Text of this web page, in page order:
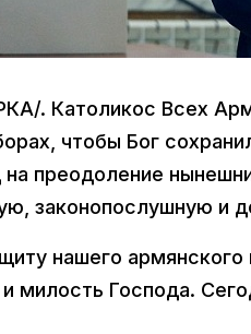
. Католикос Всех
чтобы Бог
на преодоление
законопослушную и
нашего
милость Господа.